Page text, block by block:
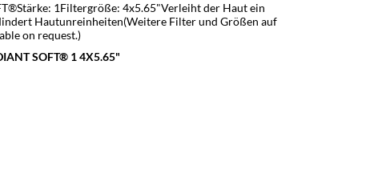
1Filtergröße: 4x5.65"Verleiht der Haut ein
Hautunreinheiten(Weitere Filter und Größen auf
on request.)
SOFT® 1 4X5.65"